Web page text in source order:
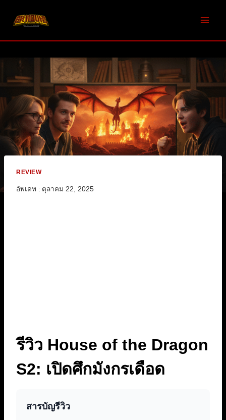
REVIEW
อัพเดท : ตุลาคม 22, 2025
รีวิว House of the Dragon
S2: เปิดศึกมังกรเดือด
สารบัญรีวิว